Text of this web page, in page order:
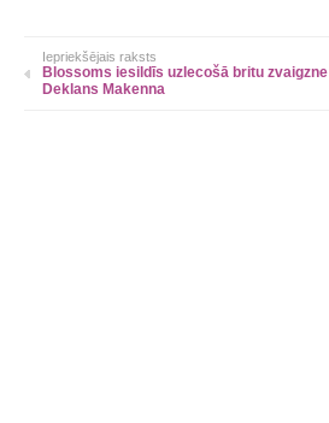
Iepriekšējais raksts
Blossoms iesildīs uzlecošā britu zvaigzne
Deklans Makenna